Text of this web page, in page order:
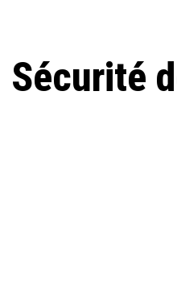
Sécurité